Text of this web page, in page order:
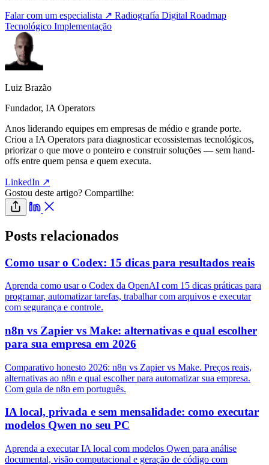
Falar com um especialista ↗ Radiografía Digital Roadmap
Tecnológico Implementação
Luiz Brazão
Fundador, IA Operators
Anos liderando equipes em empresas de médio e grande porte.
Criou a IA Operators para diagnosticar ecossistemas tecnológicos,
priorizar o que move o ponteiro e construir soluções — sem hand-
offs entre quem pensa e quem executa.
LinkedIn ↗
Gostou deste artigo? Compartilhe:
Posts relacionados
Como usar o Codex: 15 dicas para resultados reais
Aprenda como usar o Codex da OpenAI com 15 dicas práticas para
programar, automatizar tarefas, trabalhar com arquivos e executar
com segurança e controle.
n8n vs Zapier vs Make: alternativas e qual escolher
para sua empresa em 2026
Comparativo honesto 2026: n8n vs Zapier vs Make. Preços reais,
alternativas ao n8n e qual escolher para automatizar sua empresa.
Com guia de n8n em português.
IA local, privada e sem mensalidade: como executar
modelos Qwen no seu PC
Aprenda a executar IA local com modelos Qwen para análise
documental, visão computacional e geração de código com